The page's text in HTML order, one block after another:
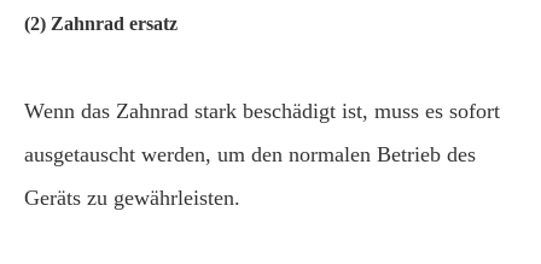
(2) Zahnrad ersatz
Wenn das Zahnrad stark beschädigt ist, muss es sofort
ausgetauscht werden, um den normalen Betrieb des
Geräts zu gewährleisten.